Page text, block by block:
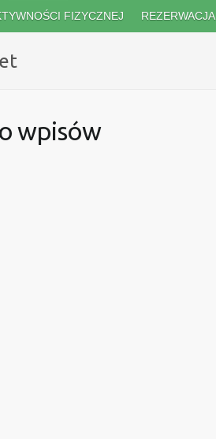
FIZYCZNEJ
wpisów